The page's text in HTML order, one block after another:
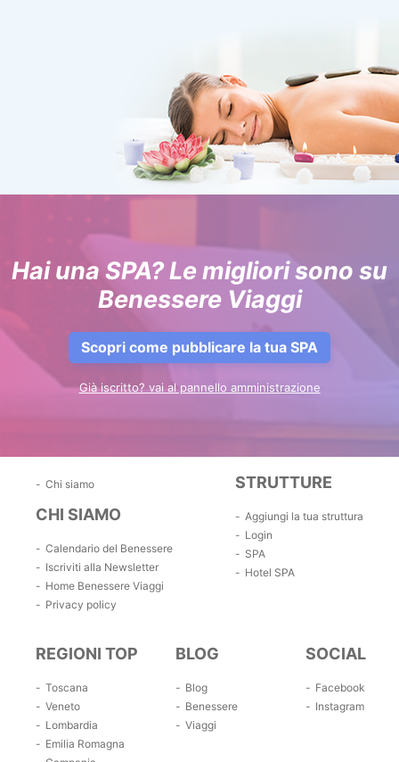
Hai una SPA? Le migliori sono su
Benessere Viaggi
Scopri come pubblicare la tua SPA
Già iscritto? vai al pannello amministrazione
Chi siamo
CHI SIAMO
Calendario del Benessere
Iscriviti alla Newsletter
Home Benessere Viaggi
Privacy policy
STRUTTURE
Aggiungi la tua struttura
Login
SPA
Hotel SPA
REGIONI TOP
Toscana
Veneto
Lombardia
Emilia Romagna
BLOG
Blog
Benessere
Viaggi
SOCIAL
Facebook
Instagram